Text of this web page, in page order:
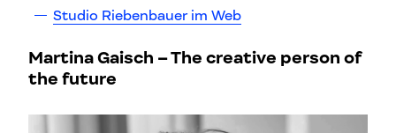
Studio Riebenbauer im Web
Martina Gaisch – The creative person of
the future